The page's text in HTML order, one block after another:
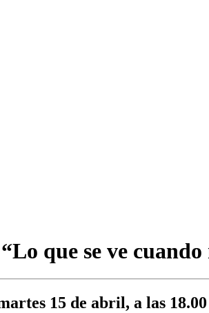
que se ve cuando
15 de abril, a las